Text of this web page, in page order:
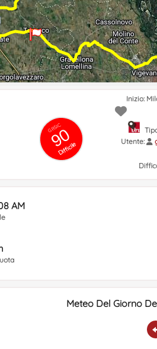
GRSIC
90
Difficile
Inizio:
Utente:
AM
Meteo Del Giorno